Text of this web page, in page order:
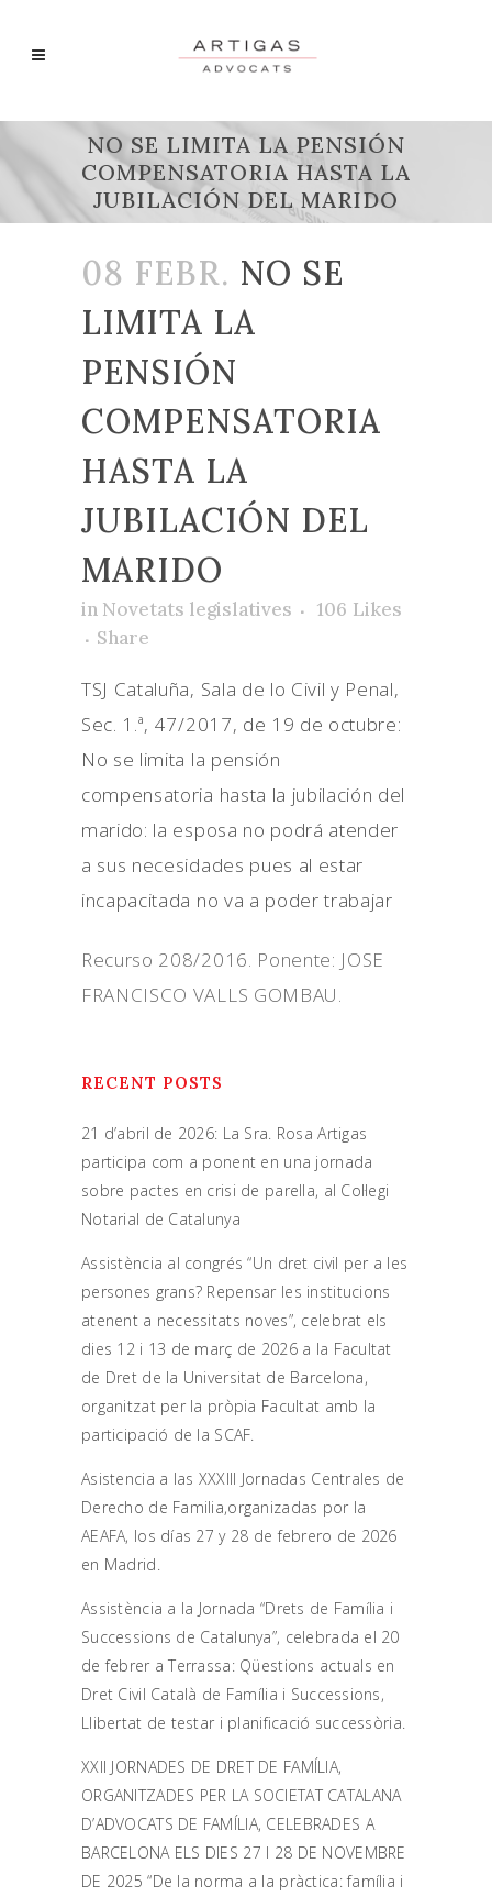
NO SE LIMITA LA PENSIÓN
COMPENSATORIA HASTA LA
JUBILACIÓN DEL MARIDO
08 FEBR. NO SE
LIMITA LA
PENSIÓN
COMPENSATORIA
HASTA LA
JUBILACIÓN DEL
MARIDO
in Novetats legislatives 106 Likes
Share
TSJ Cataluña, Sala de lo Civil y Penal,
Sec. 1.ª, 47/2017, de 19 de octubre:
No se limita la pensión
compensatoria hasta la jubilación del
marido: la esposa no podrá atender
a sus necesidades pues al estar
incapacitada no va a poder trabajar
Recurso 208/2016. Ponente: JOSE
FRANCISCO VALLS GOMBAU.
RECENT POSTS
21 d’abril de 2026: La Sra. Rosa Artigas
participa com a ponent en una jornada
sobre pactes en crisi de parella, al Col·legi
Notarial de Catalunya
Assistència al congrés “Un dret civil per a les
persones grans? Repensar les institucions
atenent a necessitats noves”, celebrat els
dies 12 i 13 de març de 2026 a la Facultat
de Dret de la Universitat de Barcelona,
organitzat per la pròpia Facultat amb la
participació de la SCAF.
Asistencia a las XXXIII Jornadas Centrales de
Derecho de Familia,organizadas por la
AEAFA, los días 27 y 28 de febrero de 2026
en Madrid.
Assistència a la Jornada “Drets de Família i
Successions de Catalunya”, celebrada el 20
de febrer a Terrassa: Qüestions actuals en
Dret Civil Català de Família i Successions,
Llibertat de testar i planificació successòria.
XXII JORNADES DE DRET DE FAMÍLIA,
ORGANITZADES PER LA SOCIETAT CATALANA
D’ADVOCATS DE FAMÍLIA, CELEBRADES A
BARCELONA ELS DIES 27 I 28 DE NOVEMBRE
DE 2025 “De la norma a la pràctica: família i